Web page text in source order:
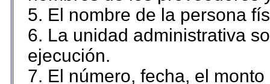
5. El nombre de la persona
6. La unidad administrativa
ejecución.
7. El número, fecha, el